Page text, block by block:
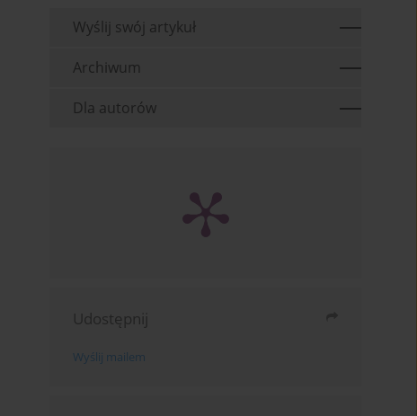
Wyślij swój artykuł
Archiwum
Dla autorów
Udostępnij
Wyślij mailem